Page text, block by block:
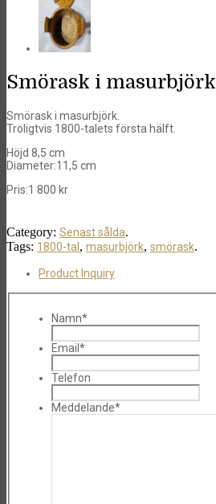
Smörask i masurbjörk
Smörask i masurbjörk.
Troligtvis 1800-talets första hälft.
Höjd 8,5 cm
Diameter:11,5 cm
Pris:1 800 kr
Category: Senast sålda.
Tags: 1800-tal , masurbjörk, smörask.
Product Inquiry
Namn*
Email*
Telefon
Meddelande*